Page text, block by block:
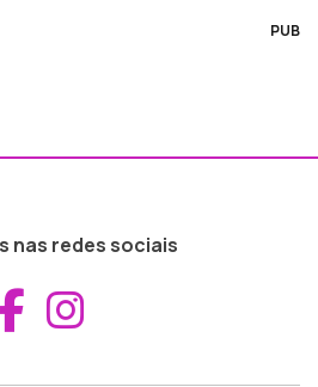
PUB
nas redes sociais
Aceder ao